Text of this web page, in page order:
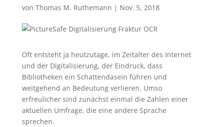
von Thomas M. Ruthemann | Nov. 5, 2018
Oft entsteht ja heutzutage, im Zeitalter des Internet
und der Digitalisierung, der Eindruck, dass
Bibliotheken ein Schattendasein führen und
weitgehend an Bedeutung verlieren. Umso
erfreulicher sind zunächst einmal die Zahlen einer
aktuellen Umfrage, die eine andere Sprache
sprechen.